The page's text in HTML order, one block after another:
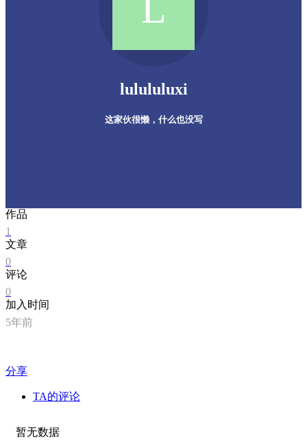
lulululuxi
这家伙很懒，什么也没写
作品
1
文章
0
评论
0
加入时间
5年前
分享
TA的评论
暂无数据